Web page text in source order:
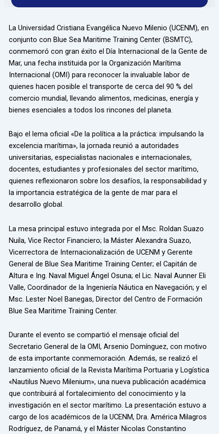
La Universidad Cristiana Evangélica Nuevo Milenio (UCENM), en
conjunto con Blue Sea Maritime Training Center (BSMTC),
conmemoró con gran éxito el Día Internacional de la Gente de
Mar, una fecha instituida por la Organización Marítima
Internacional (OMI) para reconocer la invaluable labor de
quienes hacen posible el transporte de cerca del 90 % del
comercio mundial, llevando alimentos, medicinas, energía y
bienes esenciales a todos los rincones del planeta.
Bajo el lema oficial «De la política a la práctica: impulsando la
excelencia marítima», la jornada reunió a autoridades
universitarias, especialistas nacionales e internacionales,
docentes, estudiantes y profesionales del sector marítimo,
quienes reflexionaron sobre los desafíos, la responsabilidad y
la importancia estratégica de la gente de mar para el
desarrollo global.
La mesa principal estuvo integrada por el Msc. Roldan Suazo
Nuila, Vice Rector Financiero; la Máster Alexandra Suazo,
Vicerrectora de Internacionalización de UCENM y Gerente
General de Blue Sea Maritime Training Center; el Capitán de
Altura e Ing. Naval Miguel Ángel Osuna; el Lic. Naval Aunner Eli
Valle, Coordinador de la Ingeniería Náutica en Navegación; y el
Msc. Lester Noel Banegas, Director del Centro de Formación
Blue Sea Maritime Training Center.
Durante el evento se compartió el mensaje oficial del
Secretario General de la OMI, Arsenio Domínguez, con motivo
de esta importante conmemoración. Además, se realizó el
lanzamiento oficial de la Revista Marítima Portuaria y Logística
«Nautilus Nuevo Milenium», una nueva publicación académica
que contribuirá al fortalecimiento del conocimiento y la
investigación en el sector marítimo. La presentación estuvo a
cargo de los académicos de la UCENM, Dra. América Milagros
Rodríguez, de Panamá, y el Máster Nicolas Constantino